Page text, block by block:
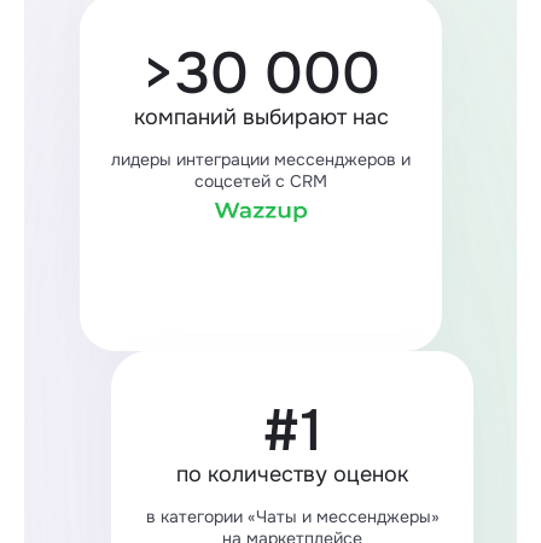
>30 000
компаний выбирают нас
лидеры интеграции мессенджеров и
соцсетей с CRM
#1
по количеству оценок
в категории «Чаты и мессенджеры»
на маркетплейсе